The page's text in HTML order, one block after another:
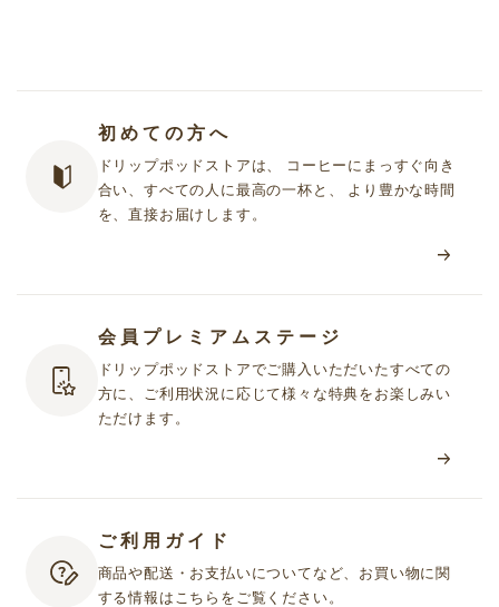
初めての方へ
ドリップポッドストアは、 コーヒーにまっすぐ向き
合い、すべての人に最高の一杯と、 より豊かな時間
を、直接お届けします。
会員プレミアムステージ
ドリップポッドストアでご購入いただいたすべての
方に、ご利用状況に応じて様々な特典をお楽しみい
ただけます。
ご利用ガイド
商品や配送・お支払いについてなど、お買い物に関
する情報はこちらをご覧ください。